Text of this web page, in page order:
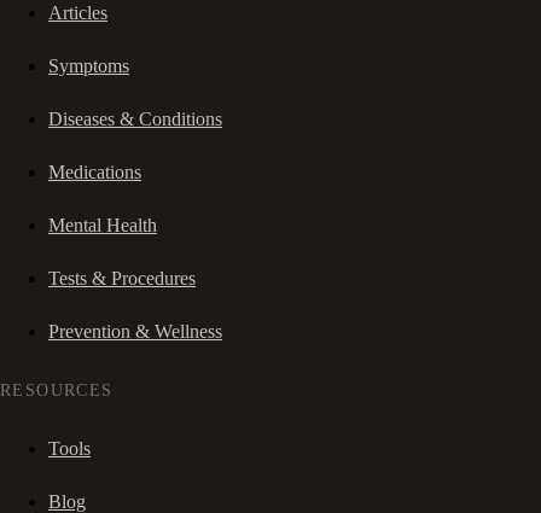
Articles
Symptoms
Diseases & Conditions
Medications
Mental Health
Tests & Procedures
Prevention & Wellness
RESOURCES
Tools
Blog